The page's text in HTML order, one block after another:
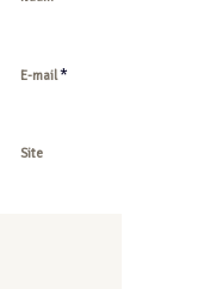
E-mail*
Site